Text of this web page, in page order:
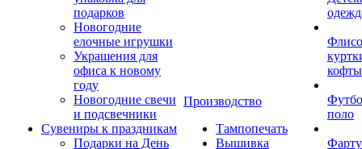
подарков
Новогодние
елочные игрушки
Украшения для
офиса к новому
году
Новогодние свечи
и подсвечники
Сувениры к праздникам
Подарки на День
Производство
Тампопечать
Вышивка
кофты
поло